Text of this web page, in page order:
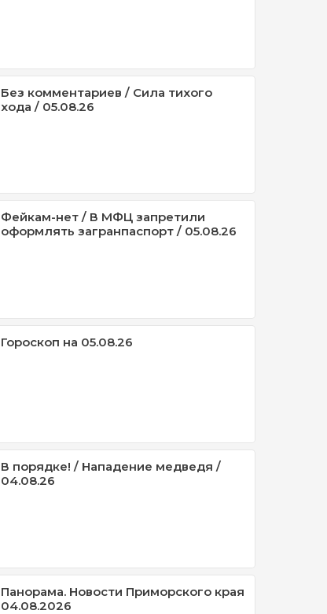
Без комментариев / Сила тихого
хода / 05.08.26
Фейкам-нет / В МФЦ запретили
оформлять загранпаспорт / 05.08.26
Гороскоп на 05.08.26
В порядке! / Нападение медведя /
04.08.26
Панорама. Новости Приморского края
04.08.2026